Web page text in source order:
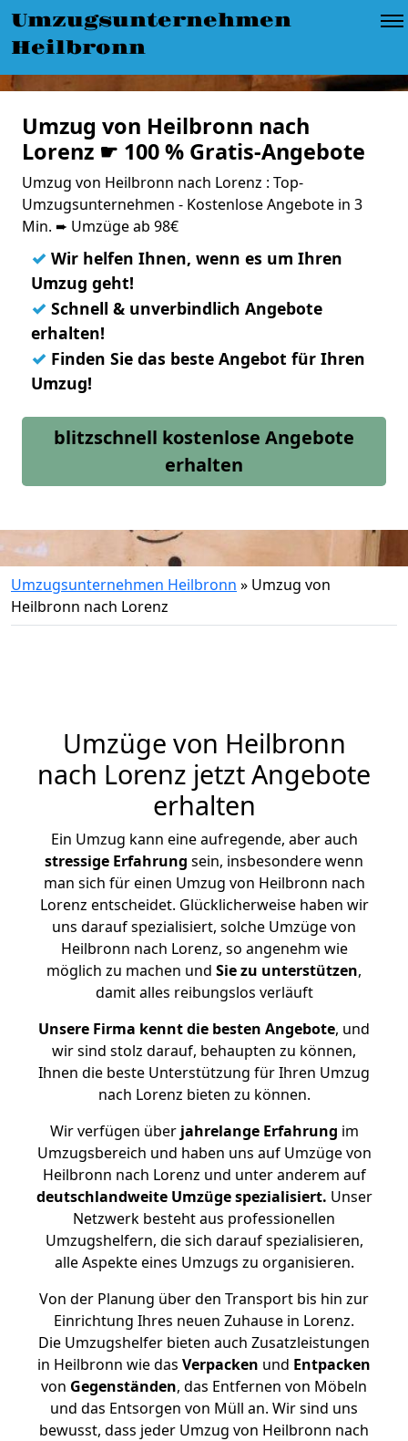
Umzugsunternehmen
Heilbronn
Umzug von Heilbronn nach
Lorenz ☛ 100 % Gratis-Angebote
Umzug von Heilbronn nach Lorenz : Top-
Umzugsunternehmen - Kostenlose Angebote in 3
Min. ➨ Umzüge ab 98€
✓ Wir helfen Ihnen, wenn es um Ihren
Umzug geht!
✓ Schnell & unverbindlich Angebote
erhalten!
✓ Finden Sie das beste Angebot für Ihren
Umzug!
blitzschnell kostenlose Angebote
erhalten
Umzugsunternehmen Heilbronn » Umzug von
Heilbronn nach Lorenz
Umzüge von Heilbronn
nach Lorenz jetzt Angebote
erhalten
Ein Umzug kann eine aufregende, aber auch
stressige Erfahrung sein, insbesondere wenn
man sich für einen Umzug von Heilbronn nach
Lorenz entscheidet. Glücklicherweise haben wir
uns darauf spezialisiert, solche Umzüge von
Heilbronn nach Lorenz, so angenehm wie
möglich zu machen und Sie zu unterstützen,
damit alles reibungslos verläuft
Unsere Firma kennt die besten Angebote, und
wir sind stolz darauf, behaupten zu können,
Ihnen die beste Unterstützung für Ihren Umzug
nach Lorenz bieten zu können.
Wir verfügen überjahrelange Erfahrung im
Umzugsbereich und haben uns auf Umzüge von
Heilbronn nach Lorenz und unter anderem auf
deutschlandweite Umzüge spezialisiert. Unser
Netzwerk besteht aus professionellen
Umzugshelfern, die sich darauf spezialisieren,
alle Aspekte eines Umzugs zu organisieren.
Von der Planung über den Transport bis hin zur
Einrichtung Ihres neuen Zuhause in Lorenz.
Die Umzugshelfer bieten auch Zusatzleistungen
in Heilbronn wie das Verpacken und Entpacken
von Gegenständen, das Entfernen von Möbeln
und das Entsorgen von Müll an. Wir sind uns
bewusst, dass jeder Umzug von Heilbronn nach